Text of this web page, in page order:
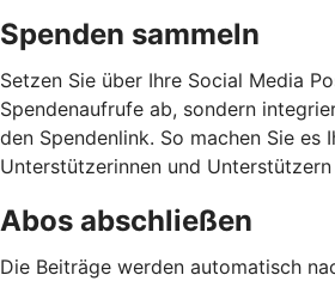
Spenden sammeln
Setzen Sie über Ihre Social Media
Spendenaufrufe ab, sondern
den Spendenlink. So machen Sie es
Unterstützerinnen und
Abos abschließen
Die Beiträge werden automatisch